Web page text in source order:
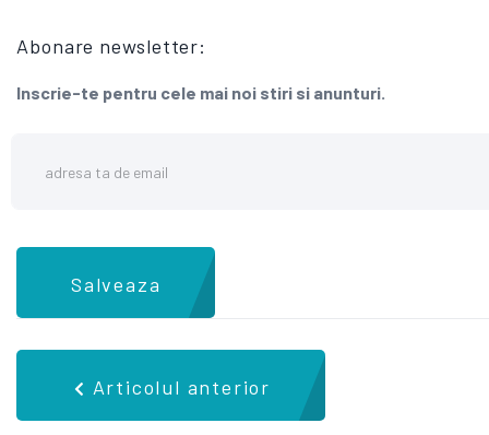
Abonare newsletter:
Inscrie-te pentru cele mai noi stiri si anunturi.
Salveaza
Articolul anterior